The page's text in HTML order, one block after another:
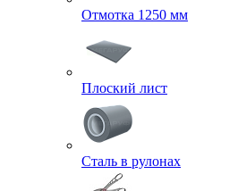
Отмотка 1250 мм
Плоский лист
Сталь в рулонах